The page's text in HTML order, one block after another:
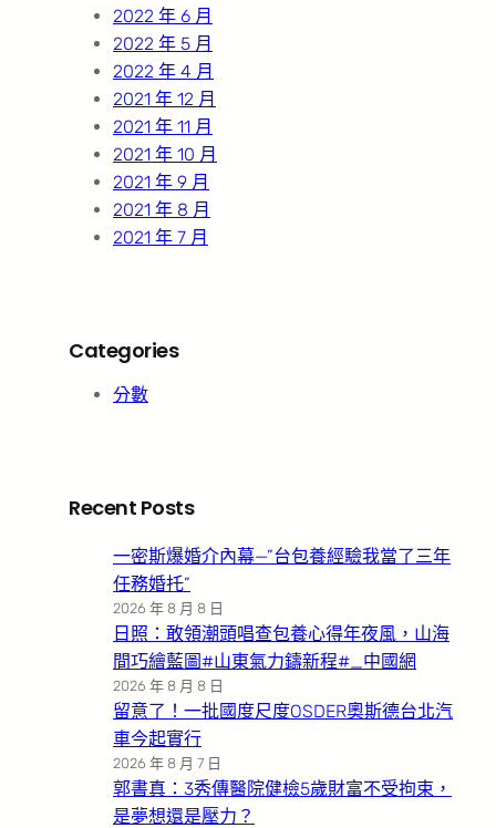
2022 年 6 月
2022 年 5 月
2022 年 4 月
2021 年 12 月
2021 年 11 月
2021 年 10 月
2021 年 9 月
2021 年 8 月
2021 年 7 月
Categories
分數
Recent Posts
一密斯爆婚介內幕—”台包養經驗我當了三年
任務婚托”
2026 年 8 月 8 日
日照：敢領潮頭唱查包養心得年夜風，山海
間巧繪藍圖#山東氣力鑄新程#_中國網
2026 年 8 月 8 日
留意了！一批國度尺度OSDER奧斯德台北汽
車今起實行
2026 年 8 月 7 日
郭書真：3秀傳醫院健檢5歲財富不受拘束，
是夢想還是壓力？